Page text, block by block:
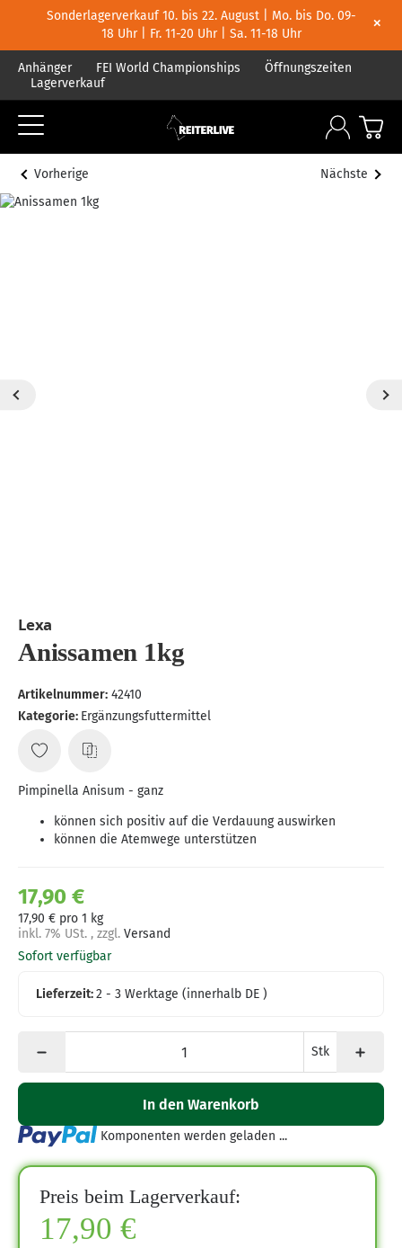
Sonderlagerverkauf 10. bis 22. August | Mo. bis Do. 09-
18 Uhr | Fr. 11-20 Uhr | Sa. 11-18 Uhr
×
Anhänger FEI World Championships
Öffnungszeiten
Lagerverkauf
Vorherige Nächste
Lexa
Anissamen 1kg
Artikelnummer: 42410
Kategorie: Ergänzungsfuttermittel
Pimpinella Anisum - ganz
können sich positiv auf die Verdauung auswirken
können die Atemwege unterstützen
17,90 €
17,90 € pro 1 kg
inkl. 7% USt. , zzgl. Versand
Sofort verfügbar
Lieferzeit:2 - 3 Werktage(innerhalb DE )
Stk
In den Warenkorb
Loading... Komponenten werden geladen ...
Preis beim Lagerverkauf:
17,90 €